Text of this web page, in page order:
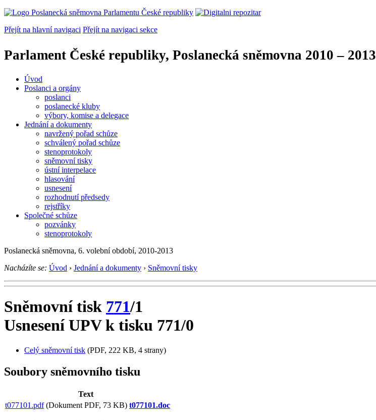
Přejít na hlavní navigaci Přejít na navigaci sekce
Parlament České republiky, Poslanecká sněmovna 2010 – 2013
Úvod
Poslanci a orgány
poslanci
poslanecké kluby
výbory, komise a delegace
Jednání a dokumenty
navržený pořad schůze
schválený pořad schůze
stenoprotokoly
sněmovní tisky
ústní interpelace
hlasování
usnesení
rozhodnutí předsedy
rejstříky
Společné schůze
pozvánky
stenoprotokoly
Poslanecká sněmovna, 6. volební období, 2010-2013
Nacházíte se: Úvod › Jednání a dokumenty › Sněmovní tisky
Sněmovní tisk 771/1
Usnesení UPV k tisku 771/0
Celý sněmovní tisk (PDF, 222 KB, 4 strany)
Soubory sněmovního tisku
Text
t077101.pdf(Dokument PDF, 73 KB) t077101.doc